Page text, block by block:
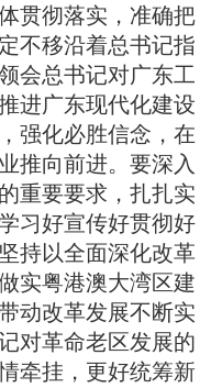
贯彻落实，准确把
不移沿着总书记指
会总书记对广东工
进广东现代化建设
强化必胜信念，在
推向前进。要深入
重要要求，扎扎实
习好宣传好贯彻好
持以全面深化改革
实粤港澳大湾区建
动改革发展不断实
对革命老区发展的
牵挂，更好统筹新